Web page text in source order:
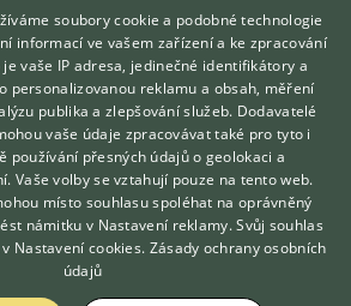
ATLAS
VHODNÉHO PLEMENE
O nás
Kontakt
zvýraznění inzerátů
Podmínky užití
osobních údajů
Přihlášení
Hledáte zvířecího kamaráda?
Zdarma vám poradí
VETERINÁŘ ONLINE
KONZULTOVAT S
VETERINÁŘEM
soubory cookie a podobné technologie
informací ve vašem zařízení a ke zpracování
vaše IP adresa, jedinečné identifikátory a
personalizovanou reklamu a obsah, měření
publika a zlepšování služeb. Dodavatelé
vaše údaje zpracovávat také pro tyto i
používání přesných údajů o geolokaci a
Vaše volby se vztahují pouze na tento web.
místo souhlasu spoléhat na oprávněný
námitku v Nastavení reklamy. Svůj souhlas
Nastavení cookies. Zásady ochrany osobních
údajů